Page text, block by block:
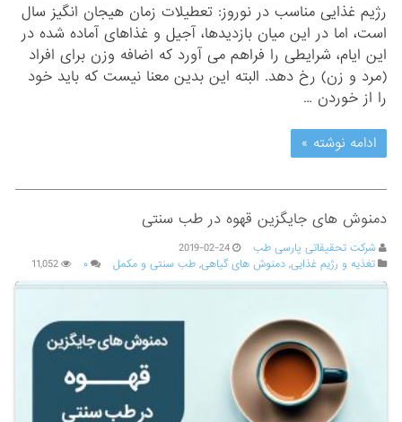
رژیم غذایی مناسب در نوروز: تعطیلات زمان هیجان انگیز سال
است، اما در این میان بازدیدها، آجیل و غذاهای آماده شده در
این ایام، شرایطی را فراهم می آورد که اضافه وزن برای افراد
(مرد و زن) رخ دهد. البته این بدین معنا نیست که باید خود
را از خوردن …
ادامه نوشته »
دمنوش های جایگزین قهوه در طب سنتی
شرکت تحقیقاتی پارسی طب
2019-02-24
تغذیه و رژیم غذایی,دمنوش های گیاهی,طب سنتی و مکمل ۰ 11,052